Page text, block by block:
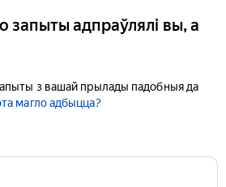
запыты адпраўлялі вы, а
з вашай прылады падобныя да
магло адбыцца?